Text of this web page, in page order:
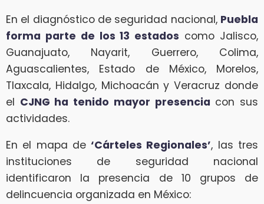
En el diagnóstico de seguridad nacional, Puebla
forma parte de los 13 estados como Jalisco,
Guanajuato, Nayarit, Guerrero, Colima,
Aguascalientes, Estado de México, Morelos,
Tlaxcala, Hidalgo, Michoacán y Veracruz donde
el CJNG ha tenido mayor presencia con sus
actividades.
En el mapa de‘Cárteles Regionales’, las tres
instituciones de seguridad nacional
identificaron la presencia de 10 grupos de
delincuencia organizada en México: